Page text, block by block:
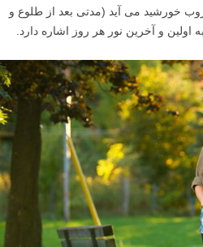
خورشید می آید (مدتی بعد از طلوع و
و آخرین نور هر روز اشاره دارد.